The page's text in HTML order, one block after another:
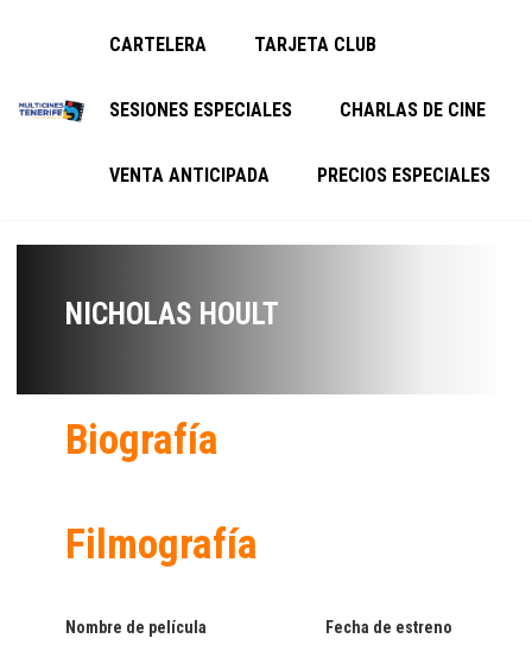
CARTELERA TARJETA CLUB
SESIONES ESPECIALES CHARLAS DE CINE
VENTA ANTICIPADA PRECIOS ESPECIALES
NICHOLAS HOULT
Biografía
Filmografía
Nombre de película Fecha de estreno